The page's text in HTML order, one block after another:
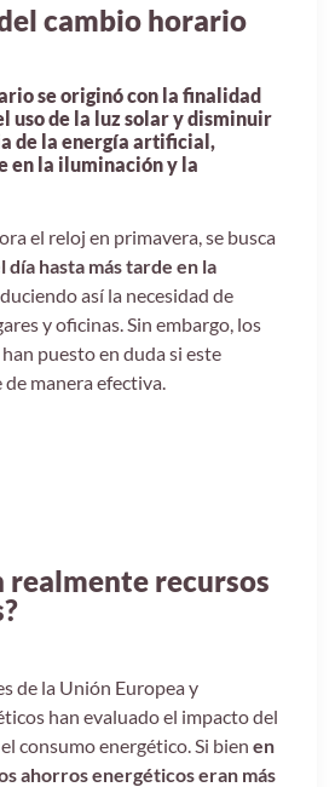
cambio horario
se originó con la finalidad
uso de la luz solar y disminuir
de la energía artificial,
en la iluminación y la
el reloj en primavera, se busca
hasta más tarde en la
así la necesidad de
y oficinas. Sin embargo, los
puesto en duda si este
manera efectiva.
realmente recursos
de la Unión Europea y
han evaluado el impacto del
consumo energético. Si bien en
ahorros energéticos eran más